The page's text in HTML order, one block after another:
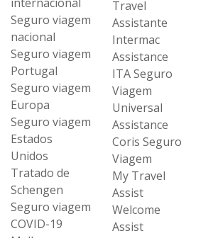
Seguro viagem
nacional
Seguro viagem
Portugal
Seguro viagem
Europa
Seguro viagem
Estados
Unidos
Tratado de
Schengen
Seguro viagem
COVID-19
Travel
Assistante
Intermac
Assistance
ITA Seguro
Viagem
Universal
Assistance
Coris Seguro
Viagem
My Travel
Assist
Welcome
Assist